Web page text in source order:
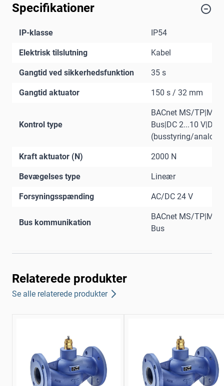
Specifikationer
IP-klasse IP54
Elektrisk tilslutning Kabel
Gangtid ved sikkerhedsfunktion 35 s
Gangtid aktuator 150 s / 32 mm
Kontrol type
BACnet MS/
Bus|DC 2...10 V|DC
(busstyring/analog)
Kraft aktuator (N) 2000 N
Bevægelses type Lineær
Forsyningsspænding AC/DC 24 V
Bus kommunikation
BACnet MS/
Bus
Relaterede produkter
Se alle relaterede produkter